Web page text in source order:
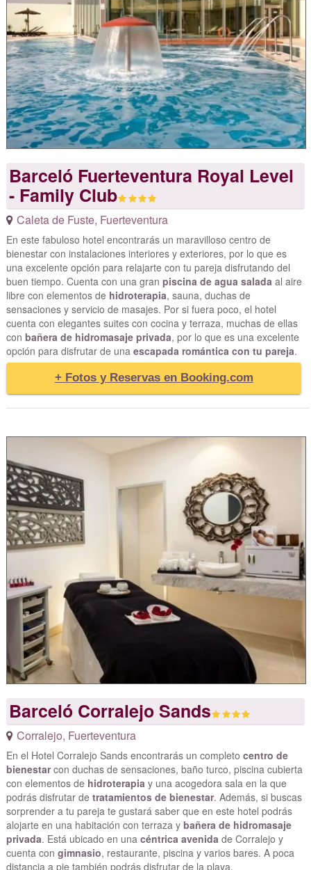
Barceló Fuerteventura Royal Level
- Family Club
Caleta de Fuste, Fuerteventura
En este fabuloso hotel encontrarás un maravilloso centro de
bienestar con instalaciones interiores y exteriores, por lo que es
una excelente opción para relajarte con tu pareja disfrutando del
buen tiempo. Cuenta con una gran piscina de agua salada al aire
libre con elementos de hidroterapia, sauna, duchas de
sensaciones y servicio de masajes. Por si fuera poco, el hotel
cuenta con elegantes suites con cocina y terraza, muchas de ellas
con bañera de hidromasaje privada, por lo que es una excelente
opción para disfrutar de una escapada romántica con tu pareja.
+ Fotos y Reservas en Booking.com
Barceló Corralejo Sands
Corralejo, Fuerteventura
En el Hotel Corralejo Sands encontrarás un completo centro de
bienestarcon duchas de sensaciones, baño turco, piscina cubierta
con elementos de hidroterapia y una acogedora sala en la que
podrás disfrutar de tratamientos de bienestar. Además, si buscas
sorprender a tu pareja te gustará saber que en este hotel podrás
alojarte en una habitación con terraza y bañera de hidromasaje
privada. Está ubicado en una céntrica avenida de Corralejo y
cuenta con gimnasio, restaurante, piscina y varios bares. A poca
distancia a pie también podrás disfrutar de la playa.